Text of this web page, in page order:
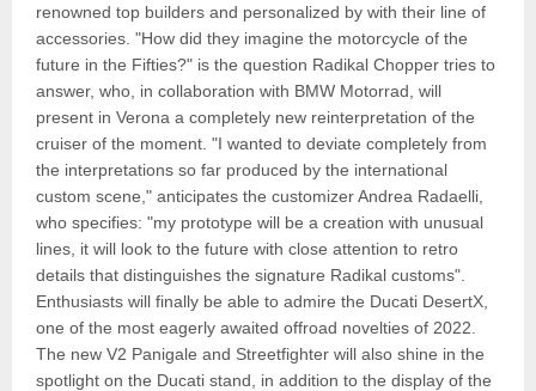
renowned top builders and personalized by with their line of
accessories. "How did they imagine the motorcycle of the
future in the Fifties?" is the question Radikal Chopper tries to
answer, who, in collaboration with BMW Motorrad, will
present in Verona a completely new reinterpretation of the
cruiser of the moment. "I wanted to deviate completely from
the interpretations so far produced by the international
custom scene," anticipates the customizer Andrea Radaelli,
who specifies: "my prototype will be a creation with unusual
lines, it will look to the future with close attention to retro
details that distinguishes the signature Radikal customs".
Enthusiasts will finally be able to admire the Ducati DesertX,
one of the most eagerly awaited offroad novelties of 2022.
The new V2 Panigale and Streetfighter will also shine in the
spotlight on the Ducati stand, in addition to the display of the